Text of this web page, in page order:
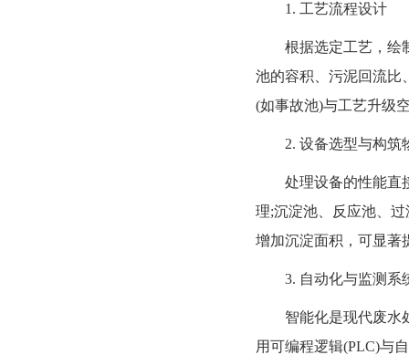
1. 工艺流程设计
根据选定工艺，绘制
池的容积、污泥回流比
(如事故池)与工艺升级
2. 设备选型与构筑
处理设备的性能直接
理;沉淀池、反应池、
增加沉淀面积，可显著
3. 自动化与监测系
智能化是现代废水处
用可编程逻辑(PLC)与